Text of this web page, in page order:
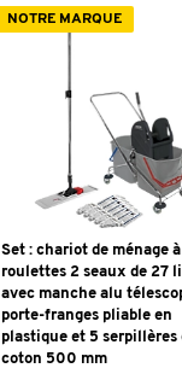
NOTRE MARQUE
Set : chariot de ménage à
roulettes 2 seaux de 27
avec manche alu
porte-franges pliable en
plastique et 5 serpillères
coton 500 mm